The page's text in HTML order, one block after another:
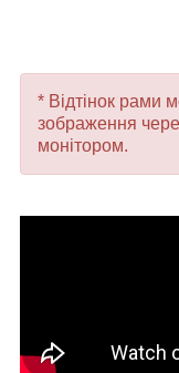
* Відтінок рами
зображення
монітором.